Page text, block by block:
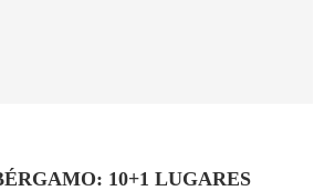
10+1 LUGARES